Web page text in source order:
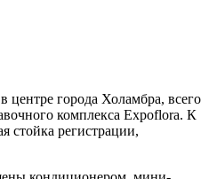
центре города Холамбра, всего
комплекса Expoflora. К
стойка регистрации,